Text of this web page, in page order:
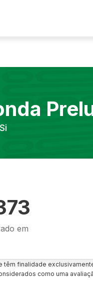
Si
em
finalidade
como uma